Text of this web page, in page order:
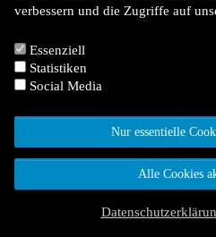
verbessern und die Zugriffe auf
Essenziell
Statistiken
Social Media
Nur essentielle
Alle Cookies
Datenschutz
Kontakt
Für Mitglieder
LinkedIn
YouTube